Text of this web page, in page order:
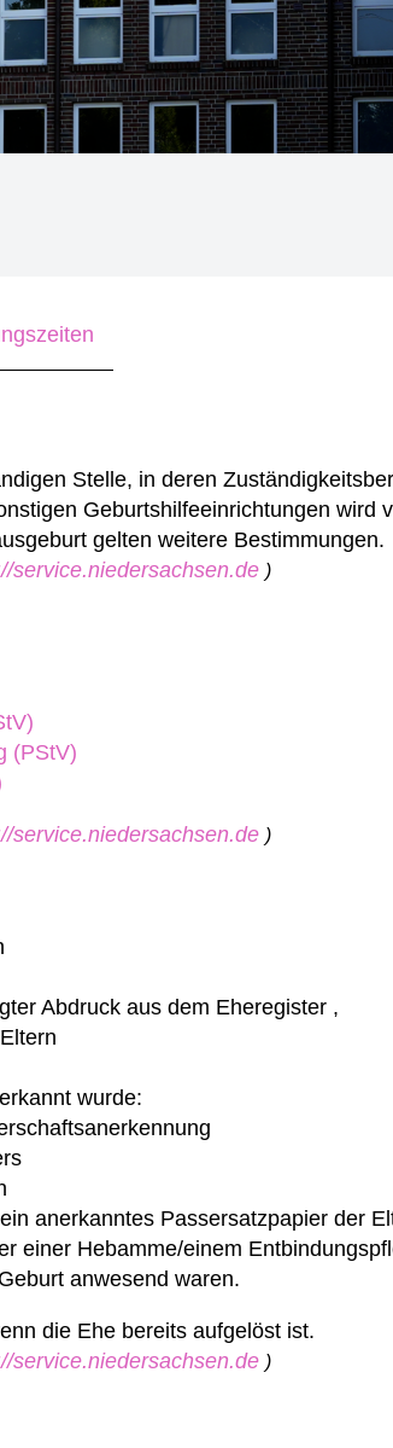
Stelle, in deren
Geburtshilfeeinrichtungen wird
gelten weitere Bestimmungen.
service.niedersachsen.de )
(PStV)
service.niedersachsen.de )
Abdruck aus dem Eheregister ,
wurde:
anerkanntes Passersatzpapier der
einer Hebamme/einem
anwesend waren.
die Ehe bereits aufgelöst ist.
service.niedersachsen.de )